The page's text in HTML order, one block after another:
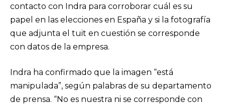
contacto con Indra para corroborar cuál es su
papel en las elecciones en España y si la fotografía
que adjunta el tuit en cuestión se corresponde
con datos de la empresa.
Indra ha confirmado que la imagen “está
manipulada”, según palabras de su departamento
de prensa. “No es nuestra ni se corresponde con